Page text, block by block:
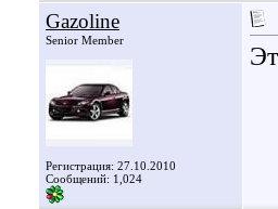
Gazoline
Senior Member
Регистрация: 27.10.2010
Сообщений: 1,024